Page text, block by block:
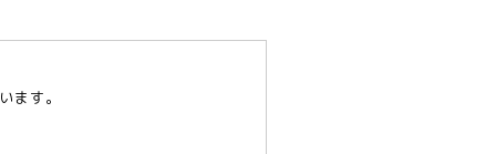
ます。